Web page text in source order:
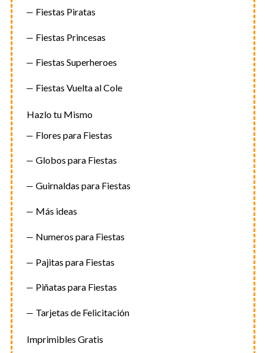
Fiestas Piratas
Fiestas Princesas
Fiestas Superheroes
Fiestas Vuelta al Cole
Hazlo tu Mismo
Flores para Fiestas
Globos para Fiestas
Guirnaldas para Fiestas
Más ideas
Numeros para Fiestas
Pajitas para Fiestas
Piñatas para Fiestas
Tarjetas de Felicitación
Imprimibles Gratis